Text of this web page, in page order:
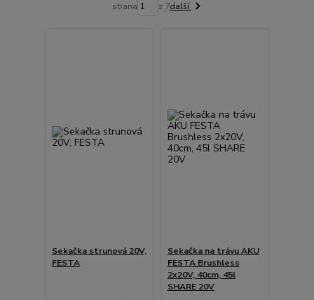
strana z 7další
Sekačka strunová 20V,
FESTA
Sekačka na trávu AKU
FESTA Brushless
2x20V, 40cm, 45l
SHARE 20V